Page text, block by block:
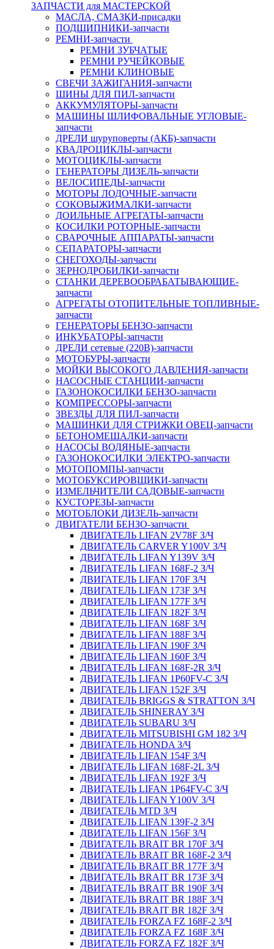
ЗАПЧАСТИ для МАСТЕРСКОЙ
МАСЛА, СМАЗКИ-присадки
ПОДШИПНИКИ-запчасти
РЕМНИ-запчасти
РЕМНИ ЗУБЧАТЫЕ
РЕМНИ РУЧЕЙКОВЫЕ
РЕМНИ КЛИНОВЫЕ
СВЕЧИ ЗАЖИГАНИЯ-запчасти
ШИНЫ ДЛЯ ПИЛ-запчасти
АККУМУЛЯТОРЫ-запчасти
МАШИНЫ ШЛИФОВАЛЬНЫЕ УГЛОВЫЕ-
запчасти
ДРЕЛИ шуруповерты (АКБ)-запчасти
КВАДРОЦИКЛЫ-запчасти
МОТОЦИКЛЫ-запчасти
ГЕНЕРАТОРЫ ДИЗЕЛЬ-запчасти
ВЕЛОСИПЕДЫ-запчасти
МОТОРЫ ЛОДОЧНЫЕ-запчасти
СОКОВЫЖИМАЛКИ-запчасти
ДОИЛЬНЫЕ АГРЕГАТЫ-запчасти
КОСИЛКИ РОТОРНЫЕ-запчасти
СВАРОЧНЫЕ АППАРАТЫ-запчасти
СЕПАРАТОРЫ-запчасти
СНЕГОХОДЫ-запчасти
ЗЕРНОДРОБИЛКИ-запчасти
СТАНКИ ДЕРЕВООБРАБАТЫВАЮЩИЕ-
запчасти
АГРЕГАТЫ ОТОПИТЕЛЬНЫЕ ТОПЛИВНЫЕ-
запчасти
ГЕНЕРАТОРЫ БЕНЗО-запчасти
ИНКУБАТОРЫ-запчасти
ДРЕЛИ сетевые (220В)-запчасти
МОТОБУРЫ-запчасти
МОЙКИ ВЫСОКОГО ДАВЛЕНИЯ-запчасти
НАСОСНЫЕ СТАНЦИИ-запчасти
ГАЗОНОКОСИЛКИ БЕНЗО-запчасти
КОМПРЕССОРЫ-запчасти
ЗВЕЗДЫ ДЛЯ ПИЛ-запчасти
МАШИНКИ ДЛЯ СТРИЖКИ ОВЕЦ-запчасти
БЕТОНОМЕШАЛКИ-запчасти
НАСОСЫ ВОДЯНЫЕ-запчасти
ГАЗОНОКОСИЛКИ ЭЛЕКТРО-запчасти
МОТОПОМПЫ-запчасти
МОТОБУКСИРОВЩИКИ-запчасти
ИЗМЕЛЬЧИТЕЛИ САДОВЫЕ-запчасти
КУСТОРЕЗЫ-запчасти
МОТОБЛОКИ ДИЗЕЛЬ-запчасти
ДВИГАТЕЛИ БЕНЗО-запчасти
ДВИГАТЕЛЬ LIFAN 2V78F З/Ч
ДВИГАТЕЛЬ CARVER Y100V З/Ч
ДВИГАТЕЛЬ LIFAN Y139V З/Ч
ДВИГАТЕЛЬ LIFAN 168F-2 З/Ч
ДВИГАТЕЛЬ LIFAN 170F З/Ч
ДВИГАТЕЛЬ LIFAN 173F З/Ч
ДВИГАТЕЛЬ LIFAN 177F З/Ч
ДВИГАТЕЛЬ LIFAN 182F З/Ч
ДВИГАТЕЛЬ LIFAN 168F З/Ч
ДВИГАТЕЛЬ LIFAN 188F З/Ч
ДВИГАТЕЛЬ LIFAN 190F З/Ч
ДВИГАТЕЛЬ LIFAN 160F З/Ч
ДВИГАТЕЛЬ LIFAN 168F-2R З/Ч
ДВИГАТЕЛЬ LIFAN 1P60FV-C З/Ч
ДВИГАТЕЛЬ LIFAN 152F З/Ч
ДВИГАТЕЛЬ BRIGGS & STRATTON З/Ч
ДВИГАТЕЛЬ SHINERAY З/Ч
ДВИГАТЕЛЬ SUBARU З/Ч
ДВИГАТЕЛЬ MITSUBISHI GM 182 З/Ч
ДВИГАТЕЛЬ HONDA З/Ч
ДВИГАТЕЛЬ LIFAN 154F З/Ч
ДВИГАТЕЛЬ LIFAN 168F-2L З/Ч
ДВИГАТЕЛЬ LIFAN 192F З/Ч
ДВИГАТЕЛЬ LIFAN 1P64FV-C З/Ч
ДВИГАТЕЛЬ LIFAN Y100V З/Ч
ДВИГАТЕЛЬ MTD З/Ч
ДВИГАТЕЛЬ LIFAN 139F-2 З/Ч
ДВИГАТЕЛЬ LIFAN 156F З/Ч
ДВИГАТЕЛЬ BRAIT BR 170F З/Ч
ДВИГАТЕЛЬ BRAIT BR 168F-2 З/Ч
ДВИГАТЕЛЬ BRAIT BR 177F З/Ч
ДВИГАТЕЛЬ BRAIT BR 173F З/Ч
ДВИГАТЕЛЬ BRAIT BR 190F З/Ч
ДВИГАТЕЛЬ BRAIT BR 188F З/Ч
ДВИГАТЕЛЬ BRAIT BR 182F З/Ч
ДВИГАТЕЛЬ FORZA FZ 168F-2 З/Ч
ДВИГАТЕЛЬ FORZA FZ 168F З/Ч
ДВИГАТЕЛЬ FORZA FZ 182F З/Ч